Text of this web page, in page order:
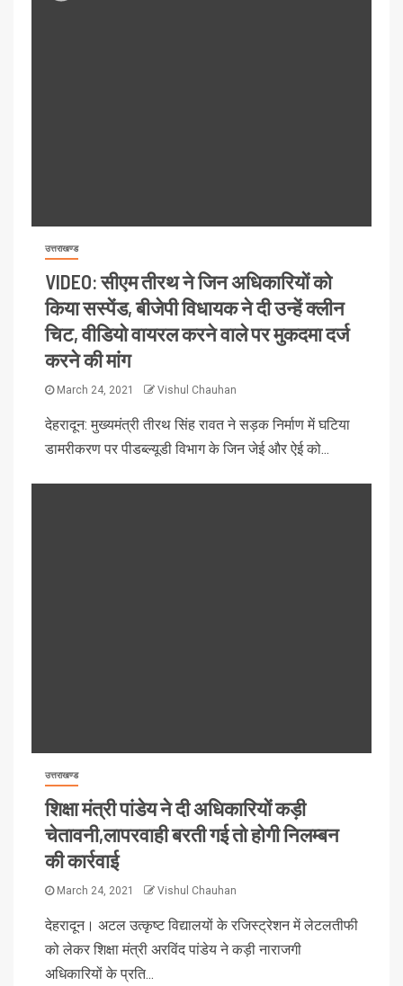
उत्तराखण्ड
VIDEO: सीएम तीरथ ने जिन अधिकारियों को
किया सस्पेंड, बीजेपी विधायक ने दी उन्हें क्लीन
चिट, वीडियो वायरल करने वाले पर मुकदमा दर्ज
करने की मांग
March 24, 2021 Vishul Chauhan
देहरादून: मुख्यमंत्री तीरथ सिंह रावत ने सड़क निर्माण में घटिया
डामरीकरण पर पीडब्ल्यूडी विभाग के जिन जेई और ऐई को...
उत्तराखण्ड
शिक्षा मंत्री पांडेय ने दी अधिकारियों कड़ी
चेतावनी,लापरवाही बरती गई तो होगी निलम्बन
की कार्रवाई
March 24, 2021 Vishul Chauhan
देहरादून। अटल उत्कृष्ट विद्यालयों के रजिस्ट्रेशन में लेटलतीफी
को लेकर शिक्षा मंत्री अरविंद पांडेय ने कड़ी नाराजगी
अधिकारियों के प्रति...